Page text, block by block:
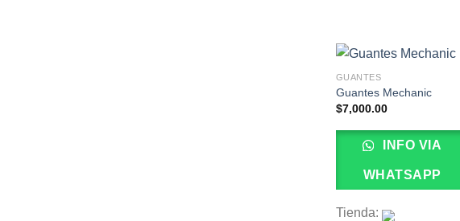
GUANTES
Guantes Mechanic
$7,000.00
INFO VIA
WHATSAPP
Tienda: